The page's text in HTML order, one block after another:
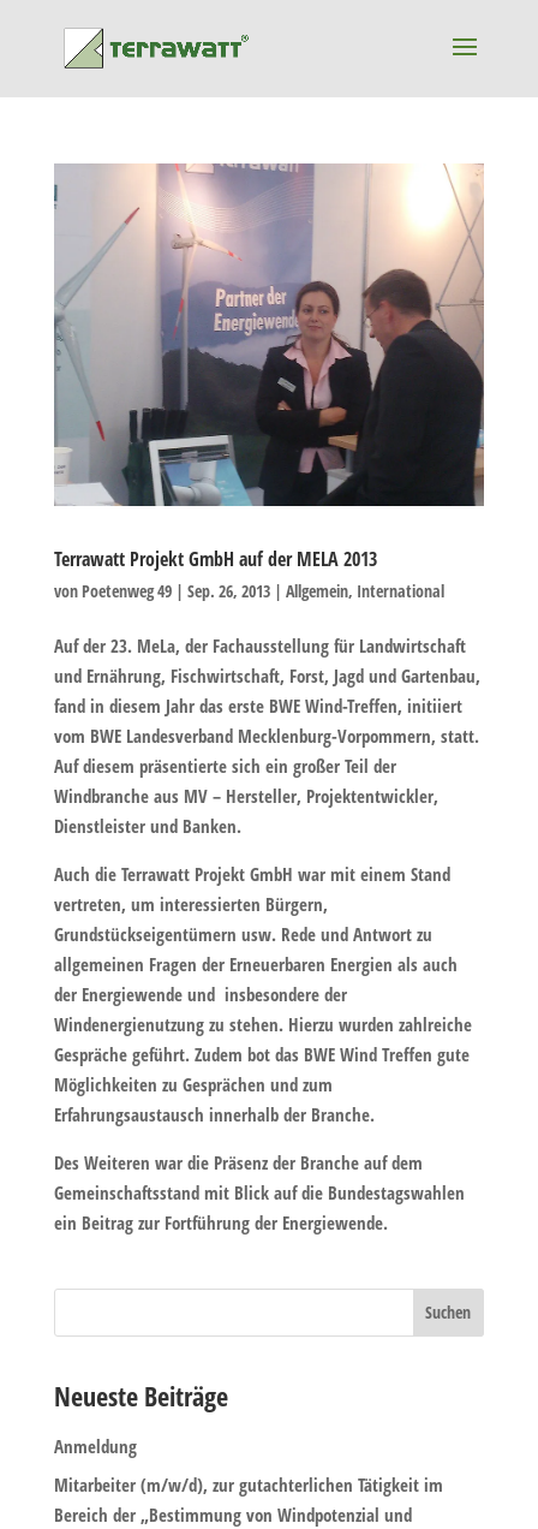
Terrawatt Projekt GmbH auf der MELA 2013
von Poetenweg 49| Sep. 26, 2013| Allgemein, International
Auf der 23. MeLa, der Fachausstellung für Landwirtschaft
und Ernährung, Fischwirtschaft, Forst, Jagd und Gartenbau,
fand in diesem Jahr das erste BWE Wind-Treffen, initiiert
vom BWE Landesverband Mecklenburg-Vorpommern, statt.
Auf diesem präsentierte sich ein großer Teil der
Windbranche aus MV – Hersteller, Projektentwickler,
Dienstleister und Banken.
Auch die Terrawatt Projekt GmbH war mit einem Stand
vertreten, um interessierten Bürgern,
Grundstückseigentümern usw. Rede und Antwort zu
allgemeinen Fragen der Erneuerbaren Energien als auch
der Energiewende und insbesondere der
Windenergienutzung zu stehen. Hierzu wurden zahlreiche
Gespräche geführt. Zudem bot das BWE Wind Treffen gute
Möglichkeiten zu Gesprächen und zum
Erfahrungsaustausch innerhalb der Branche.
Des Weiteren war die Präsenz der Branche auf dem
Gemeinschaftsstand mit Blick auf die Bundestagswahlen
ein Beitrag zur Fortführung der Energiewende.
Neueste Beiträge
Anmeldung
Mitarbeiter (m/w/d), zur gutachterlichen Tätigkeit im
Bereich der „Bestimmung von Windpotenzial und